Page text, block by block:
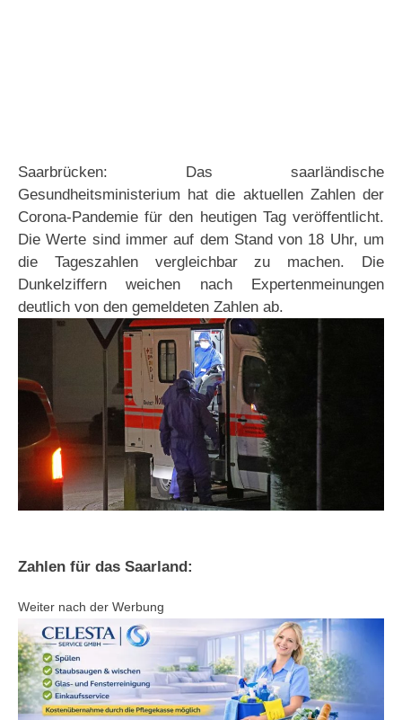
Saarbrücken: Das saarländische
Gesundheitsministerium hat die aktuellen Zahlen der
Corona-Pandemie für den heutigen Tag veröffentlicht.
Die Werte sind immer auf dem Stand von 18 Uhr, um
die Tageszahlen vergleichbar zu machen. Die
Dunkelziffern weichen nach Expertenmeinungen
deutlich von den gemeldeten Zahlen ab.
Zahlen für das Saarland:
Weiter nach der Werbung